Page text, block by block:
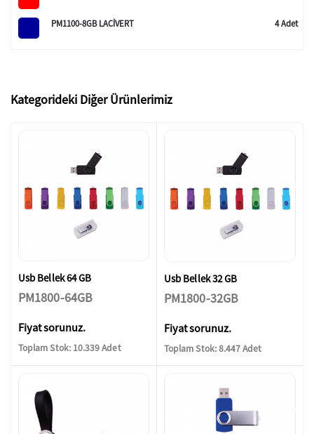
PM1100-8GB LACİVERT 4 Adet
Kategorideki Diğer Ürünlerimiz
Usb Bellek 64 GB
PM1800-64GB
Fiyat sorunuz.
Toplam Stok: 10.339 Adet
Usb Bellek 32 GB
PM1800-32GB
Fiyat sorunuz.
Toplam Stok: 8.447 Adet